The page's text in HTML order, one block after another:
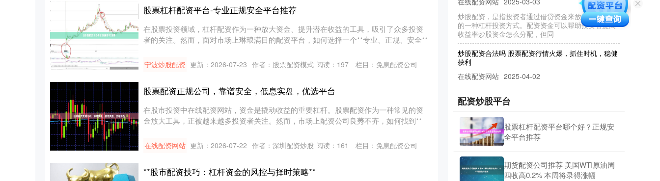
股票杠杆配资平台-专业正规安全平台推荐
在股票投资领域，杠杆配资作为一种放大资金、提升潜在收益的工具，吸引了众多投资
者的关注。然而，面对市场上琳琅满目的配资平台，如何选择一个**专业、正规、安全**
宁波炒股配资 更新：2026-07-23 作者：股票配资模式 阅读： 197 栏目： 免息配资公司
股票配资正规公司，靠谱安全，低息实盘，优选平台
在股市投资中在线配资网站，资金是撬动收益的重要杠杆。股票配资作为一种常见的资
金放大工具，正被越来越多投资者关注。然而，市场上配资公司良莠不齐，如何找到**
在线配资网站 更新：2026-07-22 作者：深圳配资炒股 阅读： 161 栏目： 免息配资公司
**股市配资技巧：杠杆资金的风控与择时策略**
炒股配资，是指投资者通过借贷资金来放大投资规模
的一种杠杆投资方式。配资资金可以帮助投资者提高
收益率炒股资金怎么分配，但同
炒股配资合法吗 股票配资行情火爆，抓住时机，稳健
获利
在线配资网站
近期，股票配资市场行情火爆，投资者纷纷涌入，寻
公司借入资金，放大自己的资金
股票配资市场 选择靠谱配资网站，安全炒股稳赚不赔
在线配资网站 2025-07-09
在配资炒股的浪潮中，选择一家靠谱的配资网站至关
重要。它不仅能保障资金安全，还能为投资者提供专
业服务和指导。 选择一家可靠
配资炒股平台
股票杠杆配资平台哪个好？正规安
全平台推荐
期货配资公司推荐 美国WTI原油周
四收高0.2% 本周将录得涨幅